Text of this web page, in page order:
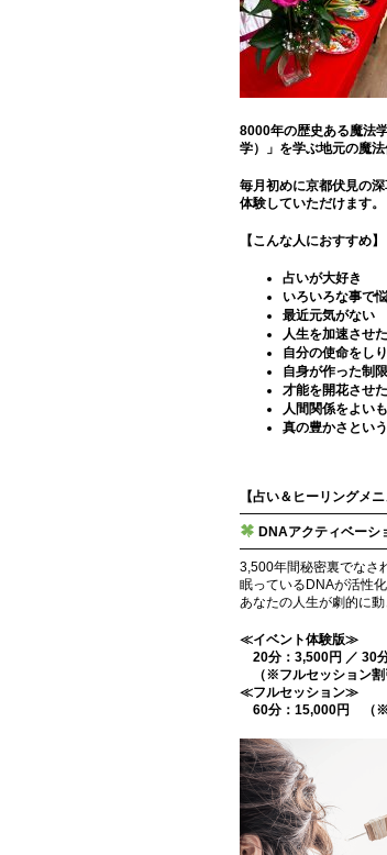
8000年の歴史ある魔法
学）」を学ぶ地元の魔
毎月初めに京都伏見の
体験していただけます。
【こんな人におすすめ】
占いが大好き
いろいろな事で
最近元気がない
人生を加速させ
自分の使命をし
自身が作った制
才能を開花させ
人間関係をよい
真の豊かさとい
【占い＆ヒーリングメニ
DNAアクティベーシ
3,500年間秘密裏でなさ
眠っているDNAが活性
あなたの人生が劇的に動
≪イベント体験版≫
20分：3,500円 ／ 30
（※フルセッション割
≪フルセッション≫
60分：15,000円 （※